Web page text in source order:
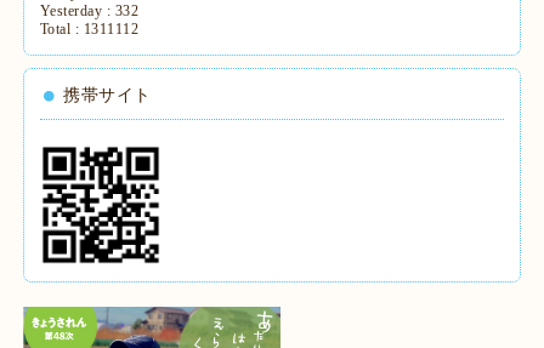
Yesterday : 332
Total : 1311112
携帯サイト